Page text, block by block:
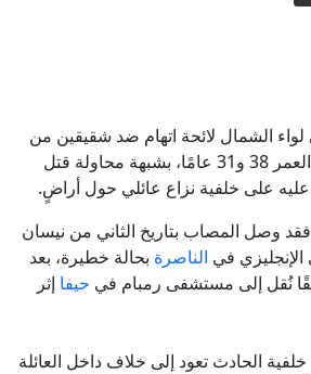
بانفجار استهدف حافلة ركاب في
: إقالة مسؤولين في الموساد على
فشل خطة إسقاط النظام الإيراني
بئيري-سوليتسيانو لـ«بكرا»: انضمام
إلى الموحدة خطوة ذكية قد
تنقذ أرواحًا
يركا: إصابة فتى (17 عاماً) بجراح خطيرة إثر
لواء الشمال لائحة اتهام ضد شقيقين من
بلدة عيلوط، يبلغان من العمر 38 و31 عامًا، بشبهة محاولة قتل
عليه على خلفية نزاع عائلي حول أراضٍ.
وصل المصاب بتاريخ الثاني من نيسان
في الناصرة بحالة خطيرة، بعد
نُقل إلى مستشفى رمبام في حيفا إثر
الحادث تعود إلى خلاف داخل العائلة